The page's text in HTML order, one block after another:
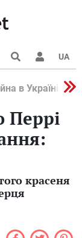
UA
в Україні 2022
Перрі
красеня